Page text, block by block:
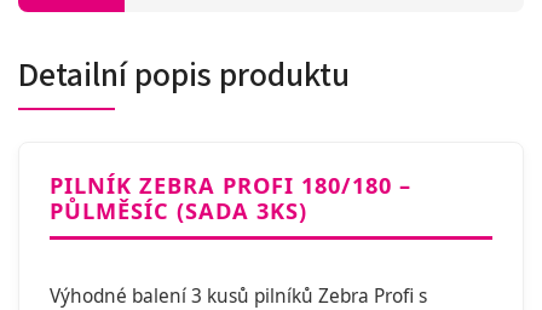
Detailní popis produktu
PILNÍK ZEBRA PROFI 180/180 –
PŮLMĚSÍC (SADA 3KS)
Výhodné balení 3 kusů pilníků Zebra Profi s